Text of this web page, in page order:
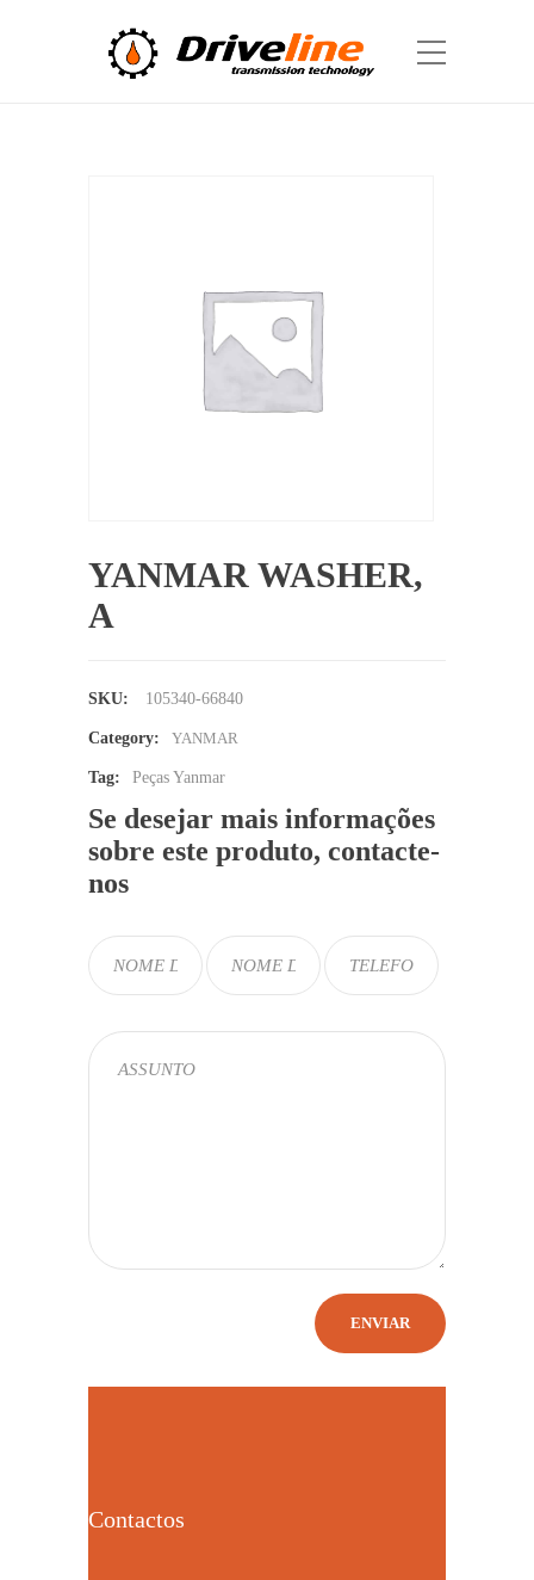
YANMAR WASHER,
A
SKU: 105340-66840
Category: YANMAR
Tag: Peças Yanmar
Se desejar mais informações
sobre este produto, contacte-
nos
Contactos